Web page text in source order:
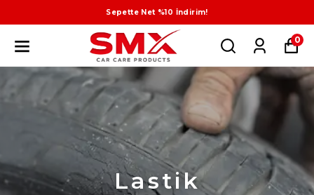
Sepette Net %10 İndirim!
0
Lastik